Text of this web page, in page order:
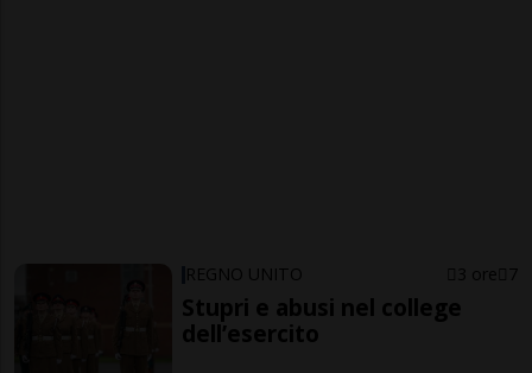
REGNO UNITO 3 ore 7
Stupri e abusi nel college
dell’esercito